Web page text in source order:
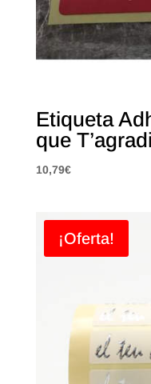
Etiqueta
que
10,79€
¡Oferta!